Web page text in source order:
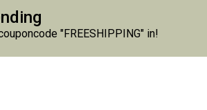
"FREESHIPPING" in!